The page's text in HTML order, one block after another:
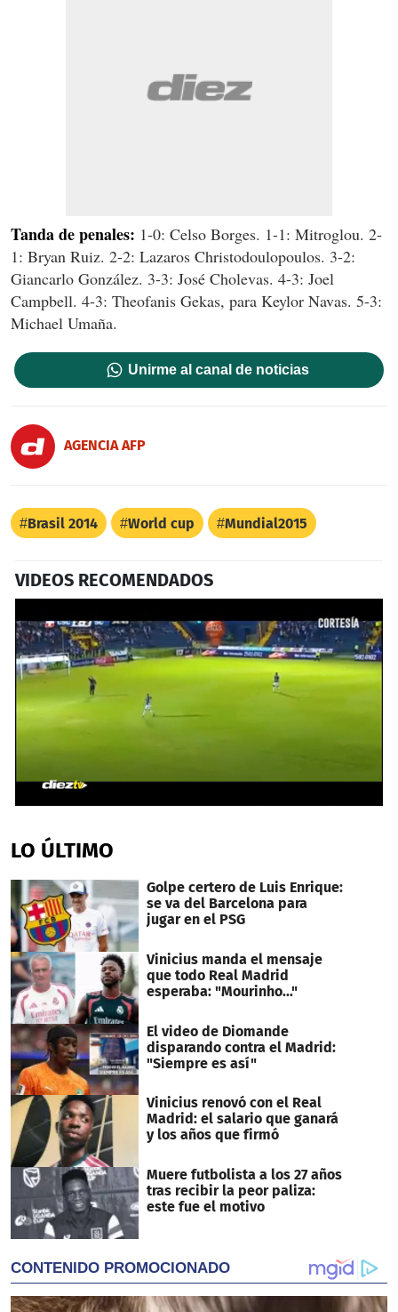
Tanda de penales: 1-0: Celso Borges. 1-1: Mitroglou. 2-
1: Bryan Ruiz. 2-2: Lazaros Christodoulopoulos. 3-2:
Giancarlo González. 3-3: José Cholevas. 4-3: Joel
Campbell. 4-3: Theofanis Gekas, para Keylor Navas. 5-3:
Michael Umaña.
Unirme al canal de noticias
AGENCIA AFP
Brasil 2014 World cup Mundial2015
VIDEOS RECOMENDADOS
of
56
LO ÚLTIMO
Golpe certero de Luis Enrique:
se va del Barcelona para
jugar en el PSG
Vinicius manda el mensaje
que todo Real Madrid
esperaba: "Mourinho..."
El video de Diomande
disparando contra el Madrid:
"Siempre es así"
Vinicius renovó con el Real
Madrid: el salario que ganará
y los años que firmó
Muere futbolista a los 27 años
tras recibir la peor paliza:
este fue el motivo